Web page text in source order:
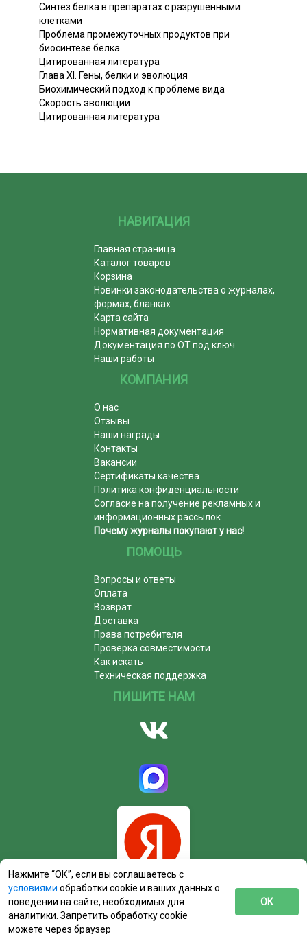
Синтез белка в препаратах с разрушенными
клетками
Проблема промежуточных продуктов при
биосинтезе белка
Цитированная литература
Глава XI. Гены, белки и эволюция
Биохимический подход к проблеме вида
Скорость эволюции
Цитированная литература
НАВИГАЦИЯ
Главная страница
Каталог товаров
Корзина
Новинки законодательства о журналах,
формах, бланках
Карта сайта
Нормативная документация
Документация по ОТ под ключ
Наши работы
КОМПАНИЯ
О нас
Отзывы
Наши награды
Контакты
Вакансии
Сертификаты качества
Политика конфиденциальности
Согласие на получение рекламных и
информационных рассылок
Почему журналы покупают у нас!
ПОМОЩЬ
Вопросы и ответы
Оплата
Возврат
Доставка
Права потребителя
Проверка совместимости
Как искать
Техническая поддержка
ПИШИТЕ НАМ
Нажмите “ОК”, если вы соглашаетесь с
условиями обработки cookie и ваших данных о
поведении на сайте, необходимых для
аналитики. Запретить обработку cookie
можете через браузер
ОК